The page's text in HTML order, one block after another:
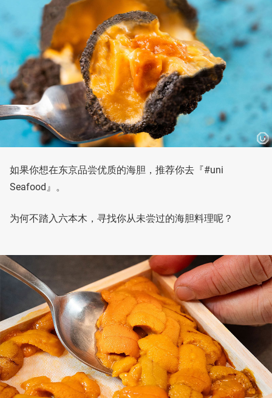
如果你想在东京品尝优质的海胆，推荐你去『#uni
Seafood』。
为何不踏入六本木，寻找你从未尝过的海胆料理呢？